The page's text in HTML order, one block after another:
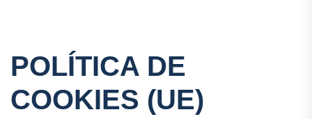
POLÍTICA DE
COOKIES (UE)